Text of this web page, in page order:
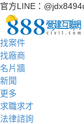
官方LINE：
找案件
找廠商
名片牆
新聞
更多
求職求才
法律諮詢